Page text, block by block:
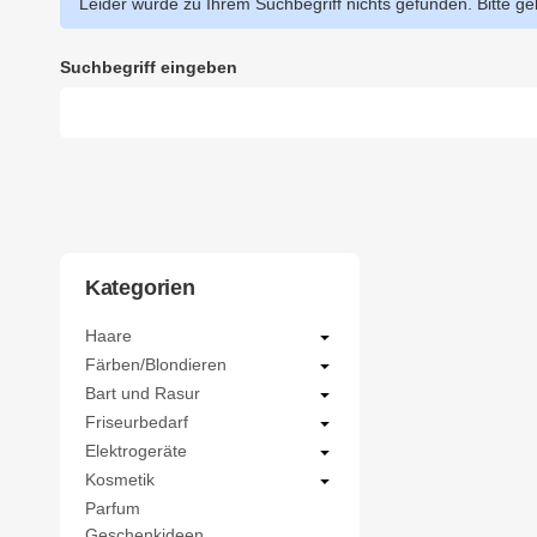
Leider wurde zu Ihrem Suchbegriff nichts gefunden. Bitte
Suchbegriff eingeben
Kategorien
Haare
Färben/Blondieren
Bart und Rasur
Friseurbedarf
Elektrogeräte
Kosmetik
Parfum